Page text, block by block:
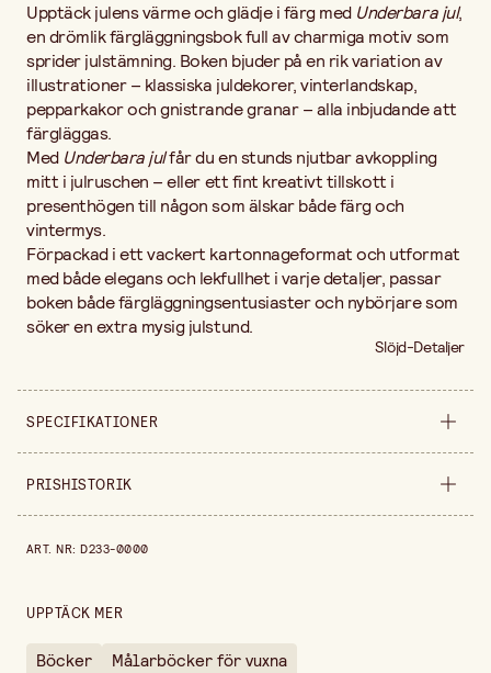
Upptäck julens värme och glädje i färg med Underbara jul,
en drömlik färgläggningsbok full av charmiga motiv som
sprider julstämning. Boken bjuder på en rik variation av
illustrationer – klassiska juldekorer, vinterlandskap,
pepparkakor och gnistrande granar – alla inbjudande att
färgläggas.
Med Underbara julfår du en stunds njutbar avkoppling
mitt i julruschen – eller ett fint kreativt tillskott i
presenthögen till någon som älskar både färg och
vintermys.
Förpackad i ett vackert kartonnageformat och utformat
med både elegans och lekfullhet i varje detaljer, passar
boken både färgläggningsentusiaster och nybörjare som
söker en extra mysig julstund.
Slöjd-Detaljer
SPECIFIKATIONER
Säljs i styck
PRISHISTORIK
ART. NR:D233-0000
UPPTÄCK MER
Böcker Målarböcker för vuxna